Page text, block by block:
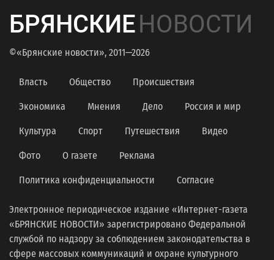
БРЯНСКИЕНОВОСТИ
©«Брянские новости», 2011—2026
Власть Общество Происшествия
Экономика Мнения Дело Россия и мир
Культура Спорт Путешествия Видео
Фото О газете Реклама
Политика конфиденциальности Согласие
Электронное периодическое издание «Интернет-газета
«БРЯНСКИЕ НОВОСТИ» зарегистрировано Федеральной
службой по надзору за соблюдением законодательства в
сфере массовых коммуникаций и охране культурного